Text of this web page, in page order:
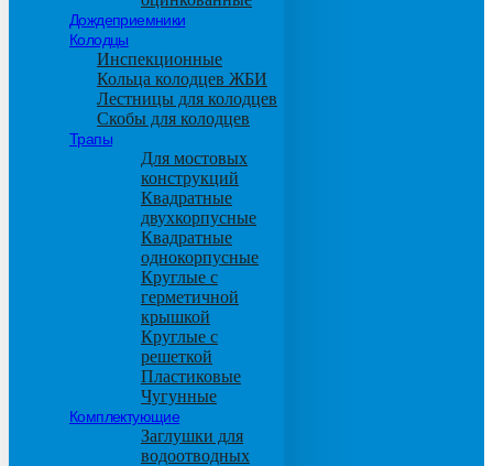
Дождеприемники
Колодцы
Инспекционные
Кольца колодцев ЖБИ
Лестницы для колодцев
Скобы для колодцев
Трапы
Для мостовых
конструкций
Квадратные
двухкорпусные
Квадратные
однокорпусные
Круглые с
герметичной
крышкой
Круглые с
решеткой
Пластиковые
Чугунные
Комплектующие
Заглушки для
водоотводных